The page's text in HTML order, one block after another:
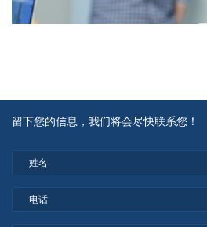
留下您的信息，我们将会尽快联系您！